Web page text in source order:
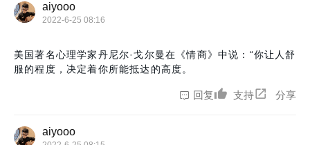
aiyooo
2022-6-25 08:16
美国著名心理学家丹尼尔·戈尔曼在《情商》中说：“你让人舒
服的程度，决定着你所能抵达的高度。
回复 支持 分享
aiyooo